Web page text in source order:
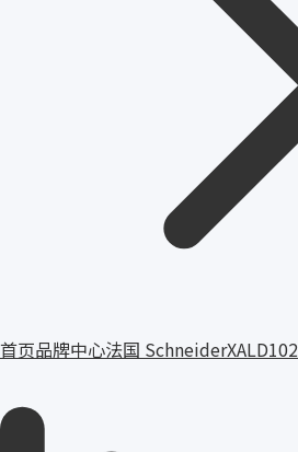
首页品牌中心法国 SchneiderXALD102